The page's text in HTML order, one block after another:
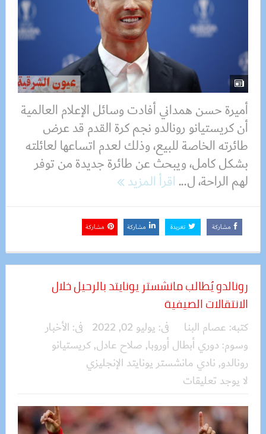
أميرة حسن همداني أفادت وسائل الإعلام العالمية
أن ​كريستيانو رونالدو نجم كرة القدم​ قد عرض
طائرته الخاصة للبيع، وذلك لعدم اتساعها لعائلته
بشكل كامل، ويبحث عن طائرة جديدة من توفر
لهم الراحة، ل...اقرأ المزيد
مشاركة تغريدة مشاركة مشاركة
رونالدو يُطالب مانشستر يونايتد بالرحيل خلال
الانتقالات الصيفية
كتبه: عصام البنا فى: يوليو 02, 2022 فى: الأخبار
وسوم: دوري أبطال أوروبا, صلاح عادل,كريستيانو
رونالدو, نادي مانشستر يونايتد الإنجليزي
لا يوجد تعليقات